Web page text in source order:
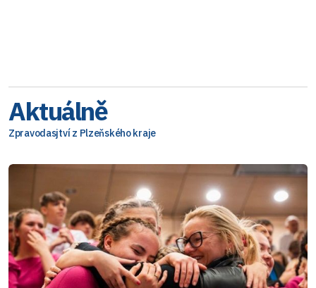
Aktuálně
Zpravodasjtví z Plzeňského kraje